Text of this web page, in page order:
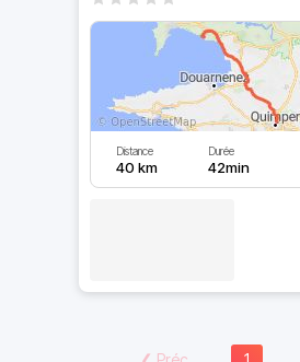
Distance
40 km
Durée
42min